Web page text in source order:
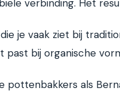
verbinding. Het
je vaak ziet bij
bij organische
pottenbakkers als